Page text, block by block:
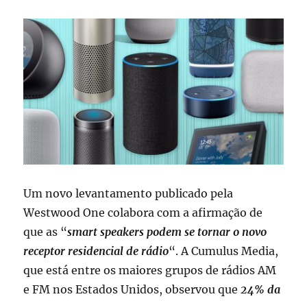
Um novo levantamento publicado pela
Westwood One colabora com a afirmação de
que as “smart speakers podem se tornar o novo
receptor residencial de rádio“. A Cumulus Media,
que está entre os maiores grupos de rádios AM
e FM nos Estados Unidos, observou que24% da